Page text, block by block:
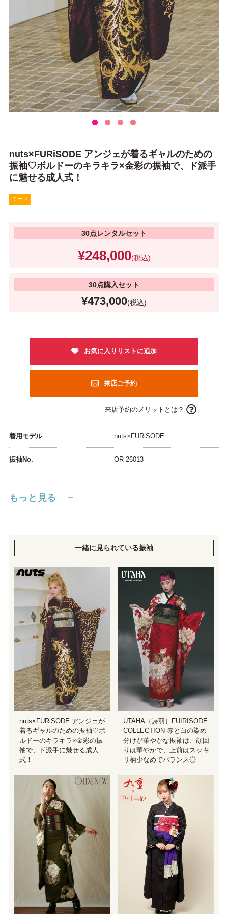
nuts×FURiSODE アンジェが着るギャルのための
振袖♡ボルドーのキラキラ×金彩の振袖で、ド派手
に魅せる成人式！
モード
30点レンタルセット
¥248,000(税込)
30点購入セット
¥473,000(税込)
来店ご予約
来店予約のメリットとは？
着用モデル nuts×FURiSODE
振袖No. OR-26013
もっと見る
一緒に見られている振袖
nuts×FURiSODE アンジェが
着るギャルのための振袖♡ボ
ルドーのキラキラ×金彩の振
袖で、ド派手に魅せる成人
式！
UTAHA（詩羽）FUIRISODE
COLLECTION 赤と白の染め
分けが華やかな振袖は、顔回
りは華やかで、上前はスッキ
リ柄少なめでバランス◎